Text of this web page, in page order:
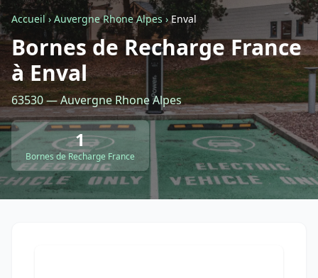
Autre
Retour à la liste des métiers
CGU-Confidentialité- Service proposé parViteUnDevis.com-Vous
Accueil› Auvergne Rhone Alpes›Enval
Bornes de Recharge France
à Enval
63530 — Auvergne Rhone Alpes
1
Bornes de Recharge France